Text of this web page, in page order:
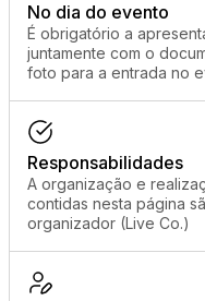
No dia do evento
É obrigatório a
juntamente com o
foto para a entrada no
Responsabilidades
A organização e
contidas nesta página
organizador (Live Co.)